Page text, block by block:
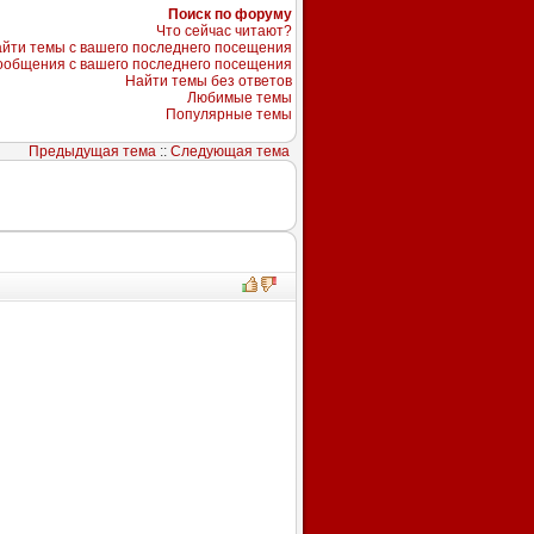
Поиск по форуму
Что сейчас читают?
темы с вашего последнего посещения
с вашего последнего посещения
Найти темы без ответов
Любимые темы
Популярные темы
Предыдущая тема:: Следующая тема